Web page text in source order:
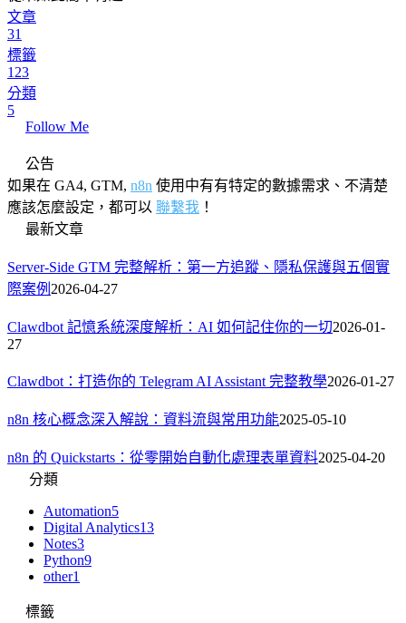
文章
31
標籤
123
分類
5
Follow Me
公告
如果在 GA4, GTM, n8n 使用中有有特定的數據需求、不清楚
應該怎麼設定，都可以 聯繫我 ！
最新文章
Server-Side GTM 完整解析：第一方追蹤、隱私保護與五個實
際案例 2026-04-27
Clawdbot 記憶系統深度解析：AI 如何記住你的一切2026-01-
27
Clawdbot：打造你的 Telegram AI Assistant 完整教學2026-01-27
n8n 核心概念深入解說：資料流與常用功能2025-05-10
n8n 的 Quickstarts：從零開始自動化處理表單資料2025-04-20
分類
Automation5
Digital Analytics13
Notes3
Python9
other1
標籤